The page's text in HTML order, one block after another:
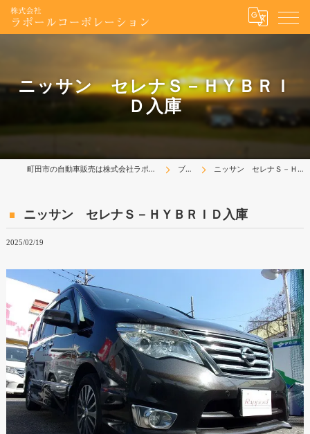
ニッサン セレナＳ－ＨＹＢＲＩ
Ｄ入庫
町田市の自動車販売は株式会社ラポールコーポレーション ブログ ニッサン セレナＳ－ＨＹＢＲＩＤ入庫
ニッサン セレナＳ－ＨＹＢＲＩＤ入庫
2025/02/19